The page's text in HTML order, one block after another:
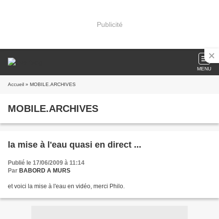
Publicité
MENU
Accueil » MOBILE.ARCHIVES
MOBILE.ARCHIVES
la mise à l'eau quasi en direct ...
Publié le 17/06/2009 à 11:14
Par BABORD A MURS
et voici la mise à l'eau en vidéo, merci Philo.